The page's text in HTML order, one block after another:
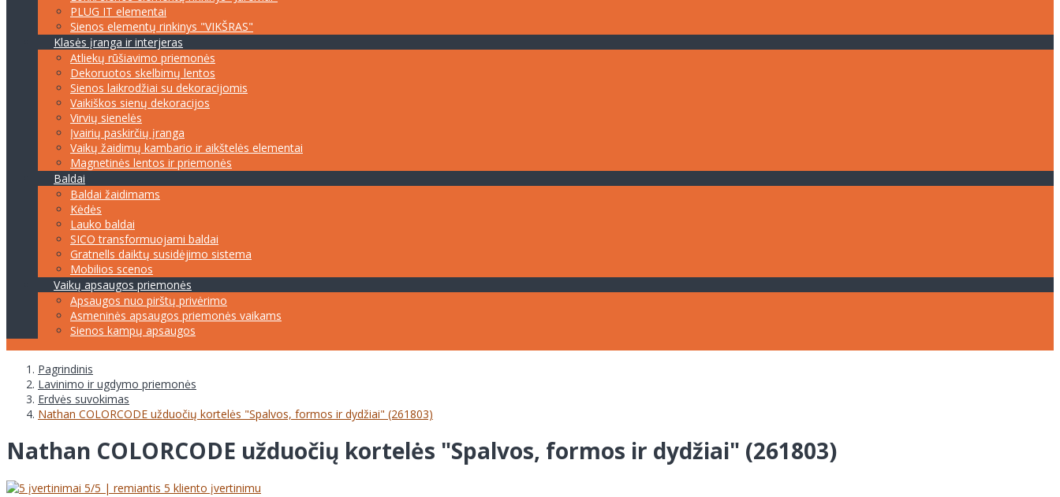
PLUG IT elementai
Sienos elementų rinkinys "VIKŠRAS"
Klasės įranga ir interjeras
Atliekų rūšiavimo priemonės
Dekoruotos skelbimų lentos
Sienos laikrodžiai su dekoracijomis
Vaikiškos sienų dekoracijos
Virvių sienelės
Įvairių paskirčių įranga
Vaikų žaidimų kambario ir aikštelės elementai
Magnetinės lentos ir priemonės
Baldai
Baldai žaidimams
Kėdės
Lauko baldai
SICO transformuojami baldai
Gratnells daiktų susidėjimo sistema
Mobilios scenos
Vaikų apsaugos priemonės
Apsaugos nuo pirštų privėrimo
Asmeninės apsaugos priemonės vaikams
Sienos kampų apsaugos
Pagrindinis
Lavinimo ir ugdymo priemonės
Erdvės suvokimas
Nathan COLORCODE užduočių kortelės "Spalvos, formos ir dydžiai" (261803)
Nathan COLORCODE užduočių kortelės "Spalvos, formos ir dydžiai" (261803)
5/5 | remiantis 5 kliento įvertinimu